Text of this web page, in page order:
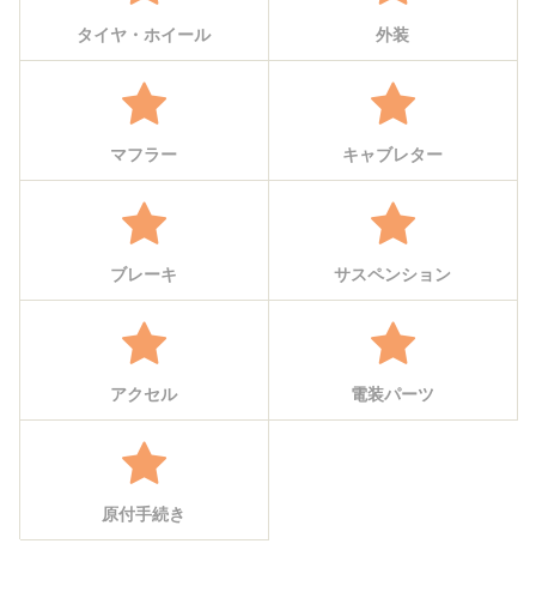
タイヤ・ホイール 外装
マフラー キャブレター
ブレーキ サスペンション
アクセル 電装パーツ
原付手続き